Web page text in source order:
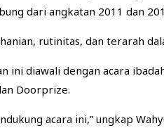
dari angkatan 2011 dan
rutinitas, dan terarah
ini diawali dengan acara
Doorprize.
acara ini,” ungkap